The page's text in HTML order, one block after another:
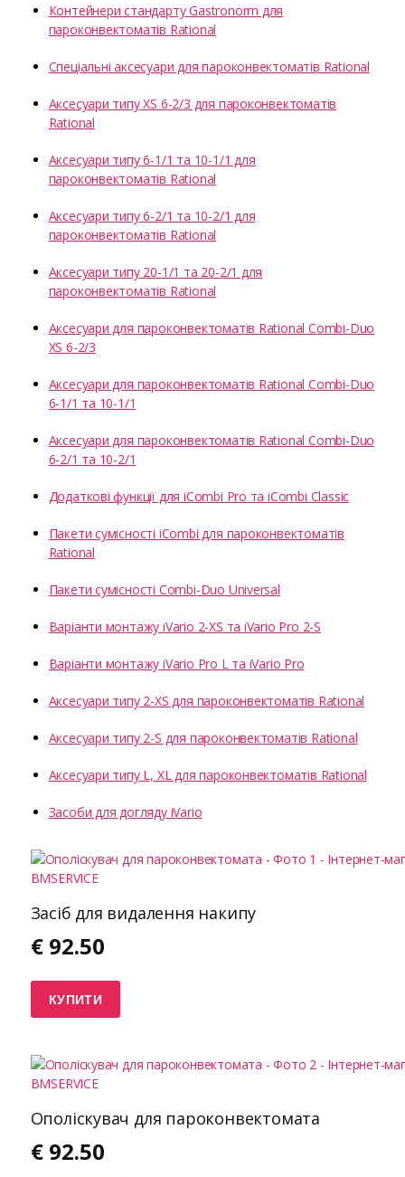
Контейнери стандарту Gastronorm для
пароконвектоматів Rational
Спеціальні аксесуари для пароконвектоматів Rational
Аксесуари типу XS 6-2/3 для пароконвектоматів
Rational
Аксесуари типу 6-1/1 та 10-1/1 для
пароконвектоматів Rational
Аксесуари типу 6-2/1 та 10-2/1 для
пароконвектоматів Rational
Аксесуари типу 20-1/1 та 20-2/1 для
пароконвектоматів Rational
Аксесуари для пароконвектоматів Rational Combi-Duo
XS 6-2/3
Аксесуари для пароконвектоматів Rational Combi-Duo
6-1/1 та 10-1/1
Аксесуари для пароконвектоматів Rational Combi-Duo
6-2/1 та 10-2/1
Додаткові функції для iCombi Pro та iCombi Classic
Пакети сумісності iCombi для пароконвектоматів
Rational
Пакети сумісності Combi-Duo Universal
Варіанти монтажу iVario 2-XS та iVario Pro 2-S
Варіанти монтажу iVario Pro L та iVario Pro
Аксесуари типу 2-XS для пароконвектоматів Rational
Аксесуари типу 2-S для пароконвектоматів Rational
Аксесуари типу L, XL для пароконвектоматів Rational
Засоби для догляду iVario
Засіб для видалення накипу
€ 92.50
КУПИТИ
Ополіскувач для пароконвектомата
€ 92.50